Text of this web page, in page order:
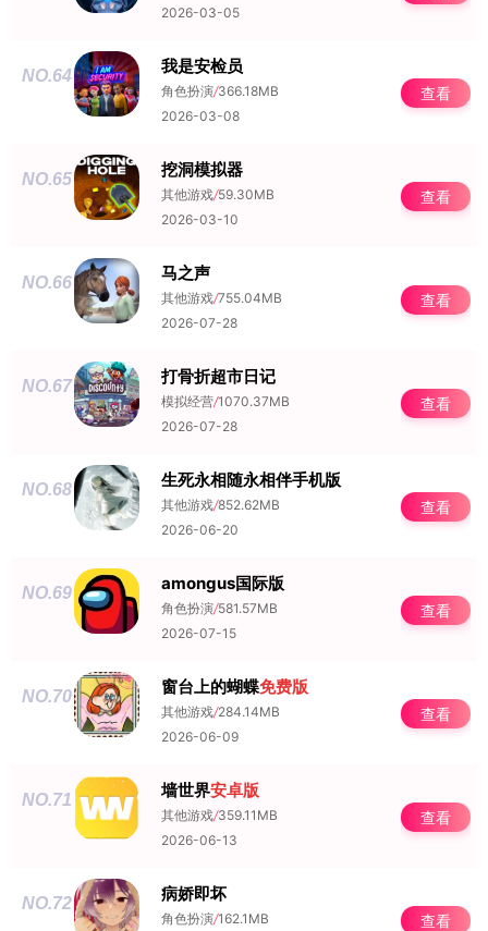
2026-03-05
NO.64 我是安检员
角色扮演/366.18MB
2026-03-08
查看
NO.65 挖洞模拟器
其他游戏/59.30MB
2026-03-10
查看
NO.66 马之声
其他游戏/755.04MB
2026-07-28
查看
NO.67 打骨折超市日记
模拟经营/1070.37MB
2026-07-28
查看
NO.68 生死永相随永相伴手机版
其他游戏/852.62MB
2026-06-20
查看
NO.69 amongus国际版
角色扮演/581.57MB
2026-07-15
查看
NO.70 窗台上的蝴蝶免费版
其他游戏/284.14MB
2026-06-09
查看
NO.71 墙世界安卓版
其他游戏/359.11MB
2026-06-13
查看
NO.72 病娇即坏
角色扮演/162.1MB
查看